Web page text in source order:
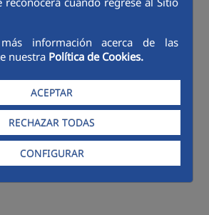
información acerca de las
nuestra Política de Cookies.
ACEPTAR
RECHAZAR TODAS
CONFIGURAR